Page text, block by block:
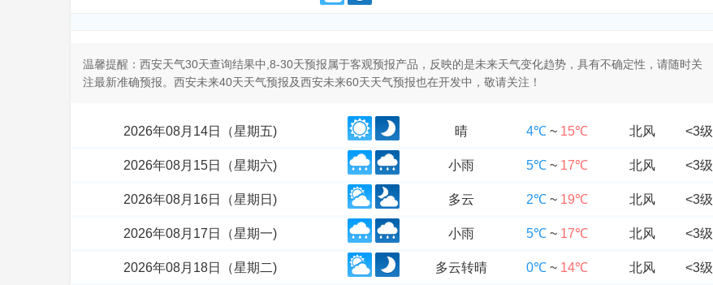
温馨提醒：西安天气30天查询结果中,8-30天预报属于客观预报产品，反映的是未来天气变化趋势，具有不确定性，请随时关
注最新准确预报。西安未来40天天气预报及西安未来60天天气预报也在开发中，敬请关注！
2026年08月14日（星期五) 晴 4℃~ 15℃ 北风 <3级
2026年08月15日（星期六) 小雨 5℃~ 17℃ 北风 <3级
2026年08月16日（星期日) 多云 2℃~ 19℃ 北风 <3级
2026年08月17日（星期一) 小雨 5℃~ 17℃ 北风 <3级
2026年08月18日（星期二) 多云转晴 0℃~ 14℃ 北风 <3级